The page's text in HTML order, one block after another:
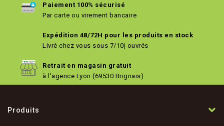
Paiement 100% sécurisé
Par carte ou virement bancaire
Expédition 48/72H pour les produits en stock
Livré chez vous sous 7/10j ouvrés
Retrait en magasin gratuit
à l'agence Lyon (69530 Brignais)
Produits